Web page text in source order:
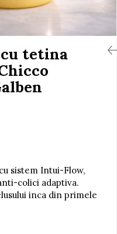
tetina
sistem Intui-Flow,
colici adaptiva.
inca din primele